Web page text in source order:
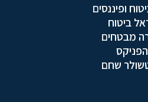
ופיננסים
ביטוח
מבטחים
הפניקס
שחם